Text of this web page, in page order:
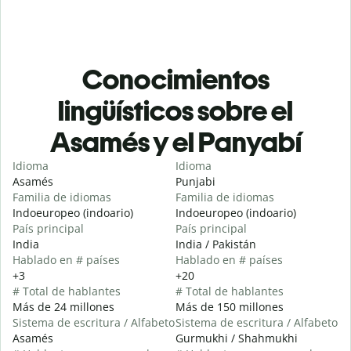
Conocimientos
lingüísticos sobre el
Asamés y el Panyabí
Idioma
Asamés
Familia de idiomas
Indoeuropeo (indoario)
País principal
India
Hablado en # países
+3
# Total de hablantes
Más de 24 millones
Sistema de escritura / Alfabeto
Asamés
Idioma
Punjabi
Familia de idiomas
Indoeuropeo (indoario)
País principal
India / Pakistán
Hablado en # países
+20
# Total de hablantes
Más de 150 millones
Sistema de escritura / Alfabeto
Gurmukhi / Shahmukhi